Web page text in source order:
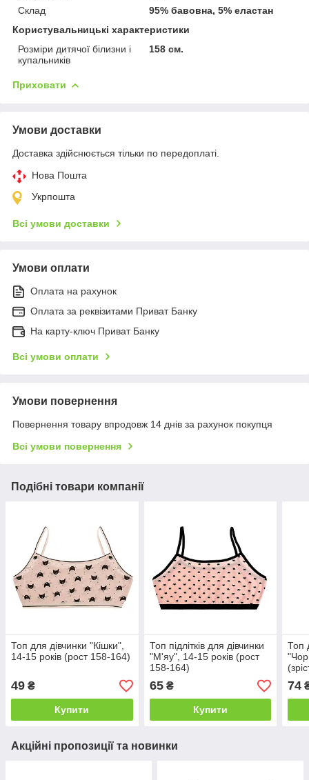
Склад
95% бавовна, 5% еластан
Користувальницькі характеристики
Розміри дитячої білизни і
купальників
158 см.
Приховати
Умови доставки
Доставка здійснюється тільки по передоплаті.
Нова Пошта
Укрпошта
Всі умови доставки
Умови оплати
Оплата на рахунок
Оплата за реквізитами Приват Банку
На карту-ключ Приват Банку
Всі умови оплати
Умови повернення
Повернення товару впродовж 14 днів за рахунок покупця
Всі умови повернення
Подібні товари компанії
Топ для дівчинки "Кішки",
14-15 років (рост 158-164)
49 ₴
Купити
Топ підлітків для дівчинки
"М'яу", 14-15 років (рост
158-164)
65₴
Купити
Топ
74
Акційні пропозиції та новинки